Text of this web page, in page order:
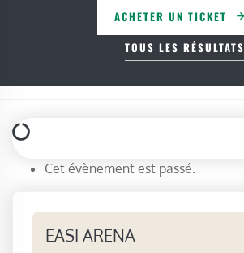
ACHETER UN TICKET
TOUS LES RÉSULTATS
Cet évènement est passé.
EASI ARENA